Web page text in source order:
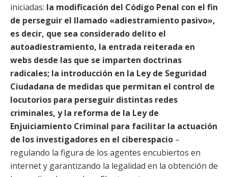
iniciadas: la modificación del Código Penal con el fin
de perseguir el llamado «adiestramiento pasivo»,
es decir, que sea considerado delito el
autoadiestramiento, la entrada reiterada en
webs desde las que se imparten doctrinas
radicales; la introducción en la Ley de Seguridad
Ciudadana de medidas que permitan el control de
locutorios para perseguir distintas redes
criminales, y la reforma de la Ley de
Enjuiciamiento Criminal para facilitar la actuación
de los investigadores en el ciberespacio –
regulando la figura de los agentes encubiertos en
internet y garantizando la legalidad en la obtención de